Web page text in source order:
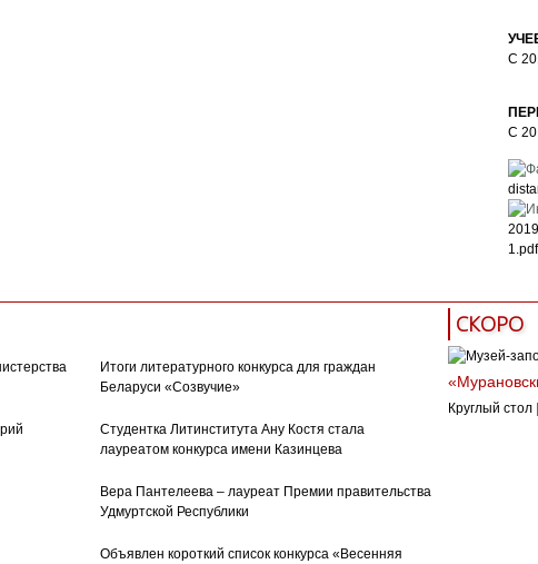
С
С
1.pdf
Итоги литературного конкурса для граждан
Беларуси «Созвучие»
Студентка Литинститута Ану Костя стала
лауреатом конкурса имени Казинцева
Вера Пантелеева – лауреат Премии правительства
Удмуртской Республики
Объявлен короткий список конкурса «Весенняя
СКОРО
Круглый стол